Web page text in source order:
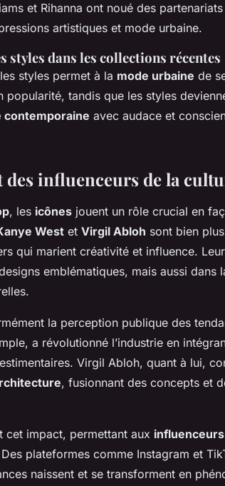
et Rihanna ont noué des
artistiques et mode urbaine.
styles dans les collections récentes
styles permet à la mode urbaine de
popularité, tandis que les styles
contemporaine avec audace et
des influenceurs de la
, les icônes jouent un rôle crucial en
West et Virgil Abloh sont bien
qui marient créativité et influence.
emblématiques, mais aussi dans
la perception publique des
a révolutionné l’industrie en
Virgil Abloh, quant à lui,
, fusionnant des concepts et
cet impact, permettant aux influenceurs
plateformes comme Instagram et
naissent et se transforment en